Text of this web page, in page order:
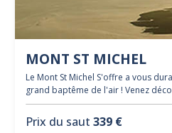
MONT ST MICHEL
Le Mont St Michel S'offre a vous
grand baptême de l'air ! Venez
Prix du saut 339 €